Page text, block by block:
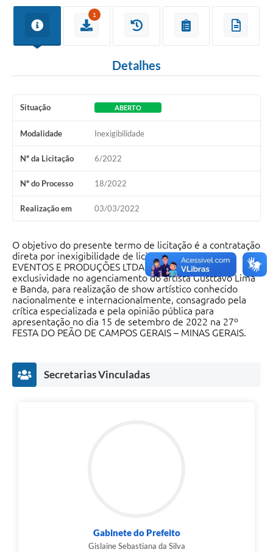
1
Detalhes
Situação ABERTO
Modalidade Inexigibilidade
Nº da Licitação 6/2022
Nº do Processo 18/2022
Realização em 03/03/2022
O objetivo do presente termo de licitação é a contratação
direta por inexigibilidade de licitação da BALADA
EVENTOS E PRODUÇÕES LTDA. detentora de
exclusividade no agenciamento do artista Gusttavo Lima
e Banda, para realização de show artístico conhecido
nacionalmente e internacionalmente, consagrado pela
crítica especializada e pela opinião pública para
apresentação no dia 15 de setembro de 2022 na 27º
FESTA DO PEÃO DE CAMPOS GERAIS – MINAS GERAIS.
Secretarias Vinculadas
Gabinete do Prefeito
Gislaine Sebastiana da Silva